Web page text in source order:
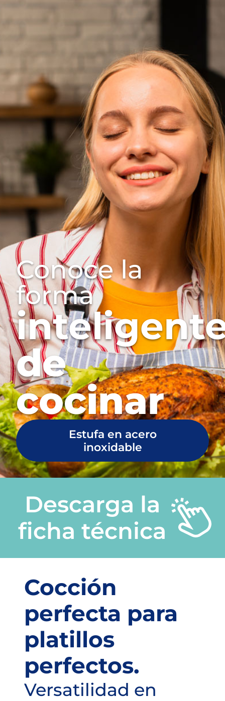
Conoce la
forma
de
cocinar
Estufa en acero
inoxidable
Descarga la
ficha técnica
Cocción
perfecta para
platillos
perfectos.
Versatilidad en